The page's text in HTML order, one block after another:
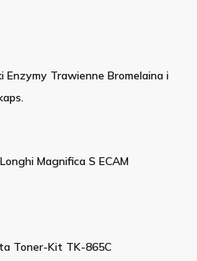
Enzymy Trawienne Bromelaina i
Magnifica S ECAM
Toner-Kit TK-865C